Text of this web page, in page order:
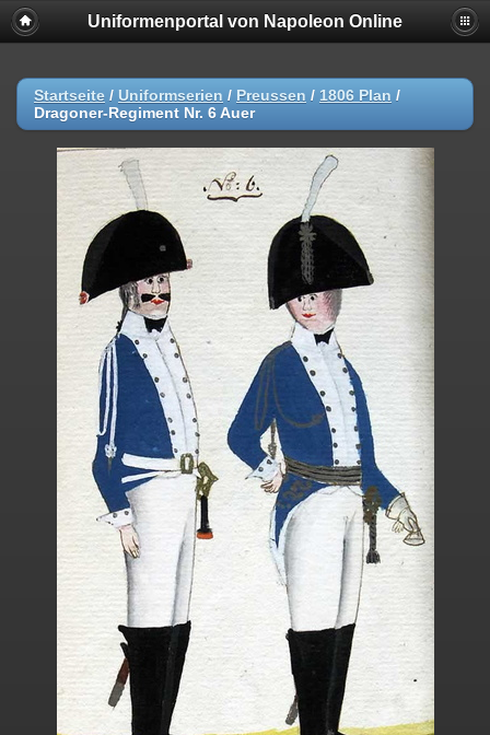
Uniformenportal von Napoleon Online
Startseite / Uniformserien / Preussen / 1806 Plan /
Dragoner-Regiment Nr. 6 Auer